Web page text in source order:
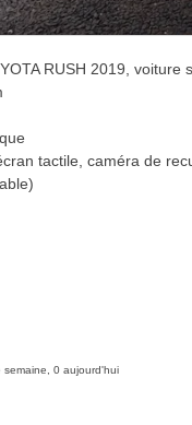
RUSH 2019, voiture
tactile, caméra de
0 aujourd'hui